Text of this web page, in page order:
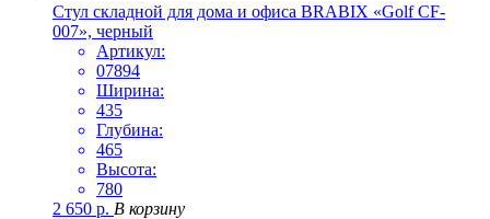
Стул складной для дома и офиса BRABIX «Golf CF-
007», черный
Артикул:
07894
Ширина:
435
Глубина:
465
Высота:
780
2 650 р. В корзину